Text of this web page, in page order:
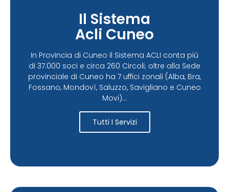
Il Sistema
Acli Cuneo
In Provincia di Cuneo il Sistema ACLI conta più
di 37.000 soci e circa 260 Circoli; oltre alla Sede
provinciale di Cuneo ha 7 uffici zonali (Alba, Bra,
Fossano, Mondovì, Saluzzo, Savigliano e Cuneo
Movi)...
Tutti I Servizi